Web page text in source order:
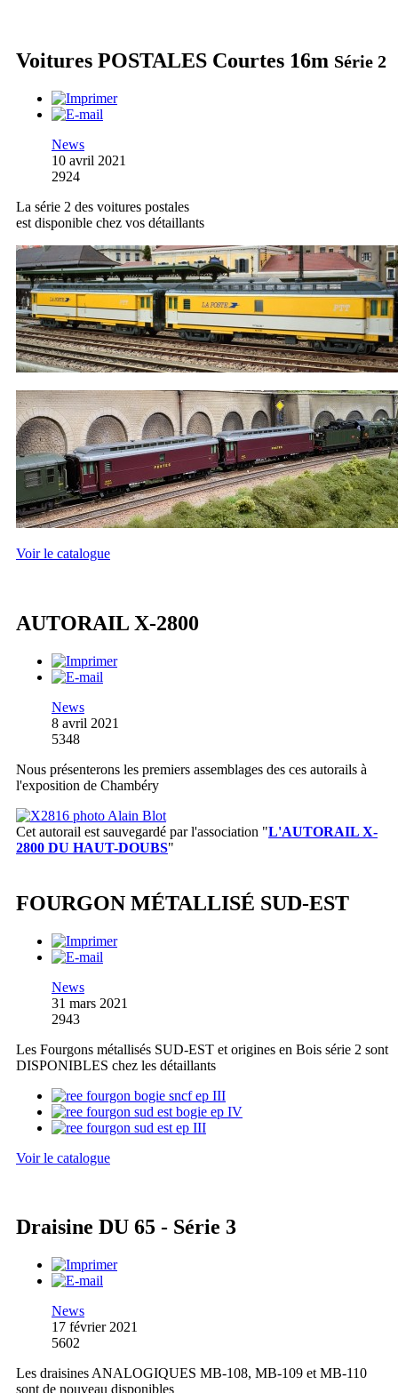
Voitures POSTALES Courtes 16m Série 2
News
10 avril 2021
2924
La série 2 des voitures postales
est disponible chez vos détaillants
Voir le catalogue
AUTORAIL X-2800
News
8 avril 2021
5348
Nous présenterons les premiers assemblages des ces autorails à
l'exposition de Chambéry
Cet autorail est sauvegardé par l'association "L'AUTORAIL X-
2800 DU HAUT-DOUBS"
FOURGON MÉTALLISÉ SUD-EST
News
31 mars 2021
2943
Les Fourgons métallisés SUD-EST et origines en Bois série 2 sont
DISPONIBLES chez les détaillants
Voir le catalogue
Draisine DU 65 - Série 3
News
17 février 2021
5602
Les draisines ANALOGIQUES MB-108, MB-109 et MB-110
sont de nouveau disponibles